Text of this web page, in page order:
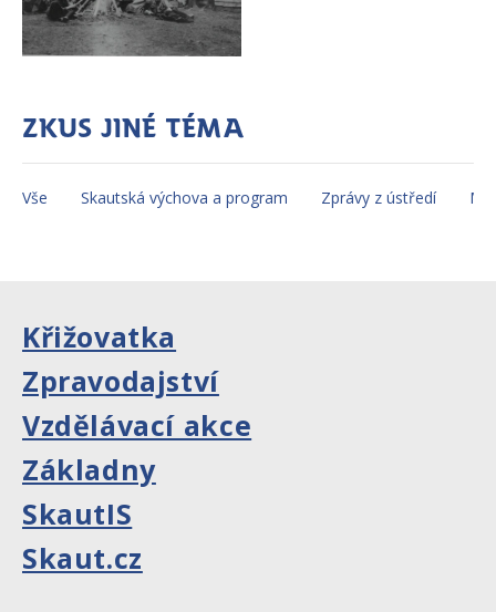
Zkus jiné téma
Vše Skautská výchova a program Zprávy z ústředí
Křižovatka
Zpravodajství
Vzdělávací akce
Základny
SkautIS
Skaut.cz